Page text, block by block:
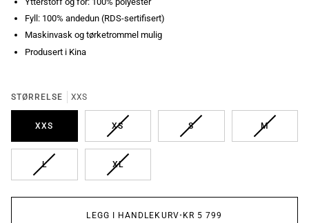
Fyll: 100% andedun (RDS-sertifisert)
Maskinvask og tørketrommel mulig
Produsert i Kina
STØRRELSE XXS
XXS XSUTSOLGT SUTSOLGT MUTSOLGT
LUTSOLGT XLUTSOLGT
LEGG I HANDLEKURV• KR 5 799